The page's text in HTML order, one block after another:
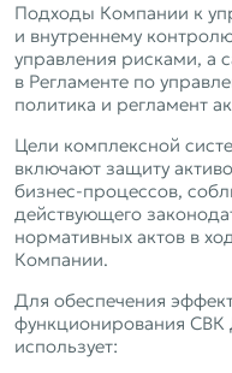
Подходы Компании к
и внутреннему
управления рисками, а
в Регламенте по
политика и регламент
Цели комплексной
включают защиту
бизнес‑процессов,
действующего
нормативных актов в
Компании.
Для обеспечения
функционирования
использует: